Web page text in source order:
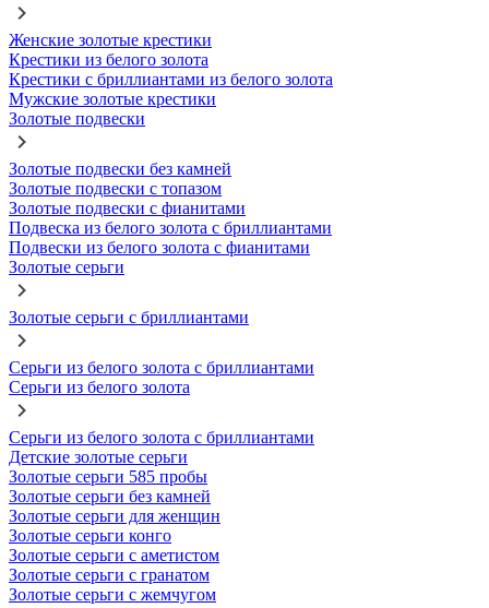
Женские золотые крестики
Крестики из белого золота
Крестики с бриллиантами из белого золота
Мужские золотые крестики
Золотые подвески
Золотые подвески без камней
Золотые подвески с топазом
Золотые подвески с фианитами
Подвеска из белого золота с бриллиантами
Подвески из белого золота с фианитами
Золотые серьги
Золотые серьги с бриллиантами
Серьги из белого золота с бриллиантами
Серьги из белого золота
Серьги из белого золота с бриллиантами
Детские золотые серьги
Золотые серьги 585 пробы
Золотые серьги без камней
Золотые серьги для женщин
Золотые серьги конго
Золотые серьги с аметистом
Золотые серьги с гранатом
Золотые серьги с жемчугом